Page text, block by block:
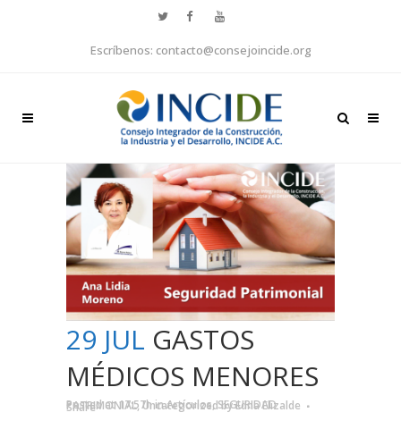
Escríbenos: contacto@consejoincide.org
29 JUL GASTOS
MÉDICOS MENORES
Posted at 17:57hinArtículos,
SEGURIDAD PATRIMONIAL,Uncategorized byEdna Elizalde
Share